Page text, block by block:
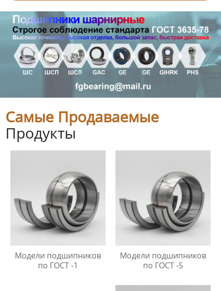
Самые Продаваемые
Продукты
Модели подшипников
по ГОСТ -1
Модели подшипников
по ГОСТ -5